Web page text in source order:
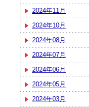
2024年11月
2024年10月
2024年08月
2024年07月
2024年06月
2024年05月
2024年03月